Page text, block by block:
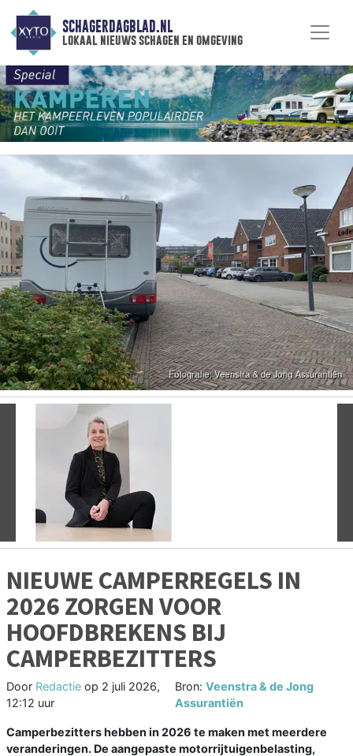
SCHAGERDAGBLAD.NL
lokaal nieuws schagen en omgeving
NIEUWE CAMPERREGELS IN
2026 ZORGEN VOOR
HOOFDBREKENS BIJ
CAMPERBEZITTERS
Door Redactie op 2 juli 2026,
12:12 uur
Bron: Veenstra & de Jong
Assurantiën
Camperbezitters hebben in 2026 te maken met meerdere
veranderingen. De aangepaste motorrijtuigenbelasting,